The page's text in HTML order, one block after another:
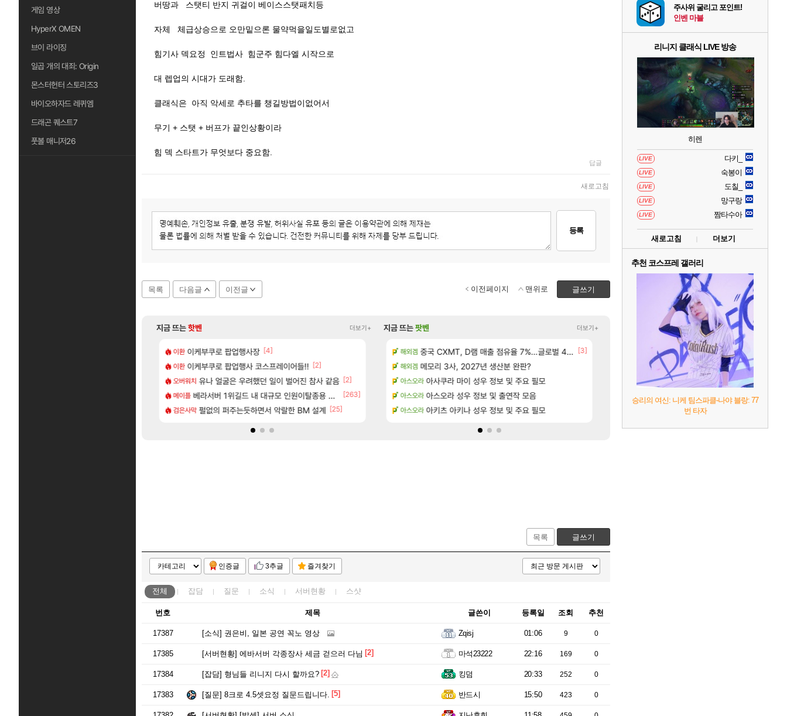
게임 영상
HyperX OMEN
브이 라이징
일곱 개의 대죄: Origin
몬스터헌터 스토리즈3
바이오하자드 레퀴엠
드래곤 퀘스트7
풋볼 매니저26
버땅과 스탯티 반지 귀걸이 베이스스탯패치등
자체 체급상승으로 오만밑으론 물약먹을일도별로없고
힘기사 덱요정 인트법사 힘군주 힘다엘 시작으로
대 렙업의 시대가 도래함.
클래식은 아직 악세로 추타를 챙길방법이없어서
무기 + 스탯 + 버프가 끝인상황이라
힘 덱 스타트가 무엇보다 중요함.
답글
새로고침
등록
목록 다음글 이전글 글쓰기
이전페이지 맨위로
지금 뜨는핫벤 더보기+
이환 이케부쿠로 팝업행사장 [4]
이환 이케부쿠로 팝업행사 코스프레이어들!! [2]
오버워치 유나 얼굴은 우려했던 일이 벌어진 참사 같음 [2]
메이플 베라서버 1위길드 내 대규모 인원이탈종용 추정사건
[263]
검은사막 펄없의 퍼주는듯하면서 악랄한 BM 설계 [25]
오버워치 D.mon 스킬셋 나왔다 [5]
와우 결국 돌고 돌아 와우 [29]
오버워치 D.mon 스킬셋 특전 공개 [3]
메이플 환산 13만 스펙으로 삐져서 매주 수로 10만점 치고있으면 ㅋㅋ
검은사막 신규 악세, 수정, 유물, 외형, 물약 요약 [8]
15기래더 패치노트 별거 없네요~없데이트수준?
오만9층 주긴주는군요? [17]
분내학개론 [171]
태극기 또 거꾸로 해놨네 미친것들 ㅋㅋㅋ
ㅇㅂ ) 재밌게 까네 [57]
지금 뜨는팟벤 더보기+
차벤 아반테 2.0 자연흡기? [1]
비스트 모든 요리/작물 책 획득 위치 공략 (36개) - 미식가 도전과제
섭컬겜 무한대 아난타 유출과 앞으로의 예상 (루머)
PV 라스트 에포크 시즌5 - 서리화신의 분노 티저
해외겜 ‘GTA 6’ 예판 흥행…테이크투 “내부 예상 크게 넘어”
해외겜 중국 CXMT, D램 매출 점유율 7%…글로벌 4위로 부상
[3]
해외겜 메모리 3사, 2027년 생산분 완판?
아스오라 아사쿠라 마이 성우 정보 및 주요 필모
아스오라 아스오라 성우 정보 및 출연작 모음
아스오라 아키츠 아키나 성우 정보 및 주요 필모
선녀바위해수욕장
8월 28일 넷플릭스에서 예고편 공개 예정
아스오라 카가미하라 하루 성우 정보 및 주요 필모
비스트 모든 바우에라 업그레이드 아이템 획득 위치 공략 (89
모든 엘리트 골렘 위치 공략 (30개) - 방랑 결
목록 글쓰기
인증글 3추글 즐겨찾기
전체 잡담 질문 소식 서버현황 스샷
번호 제목 글쓴이 등록일 조회 추천
17387 [소식] 권은비, 일본 공연 꼭노 영상 Zqisj 01:06 9 0
17385 [서버현황] 에바서버 각종장사 세금 걷으러 다님 [2] 마석23222 22:16 169 0
17384 [잡담] 형님들 리니지 다시 할까요? [2] 킹덤 20:33 252 0
17383 [질문] 8크로 4.5셋요정 질문드립니다. [5] 반드시 15:50 423 0
주사위 굴리고 포인트!
인벤 마블
리니지 클래식 LIVE 방송
히렌
LIVE 다키_
LIVE 숙봉이
LIVE 도칠_
LIVE 망구랑
LIVE 짬타수아
새로고침 더보기
추천 코스프레 갤러리
승리의 여신: 니케 팀스파클-나야 블랑: 77
번 타자